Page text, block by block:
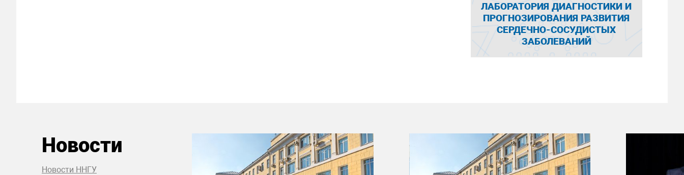
ЛАБОРАТОРИЯ ДИАГНОСТИКИ И
ПРОГНОЗИРОВАНИЯ РАЗВИТИЯ
СЕРДЕЧНО-СОСУДИСТЫХ
ЗАБОЛЕВАНИЙ
Новости
Новости ННГУ